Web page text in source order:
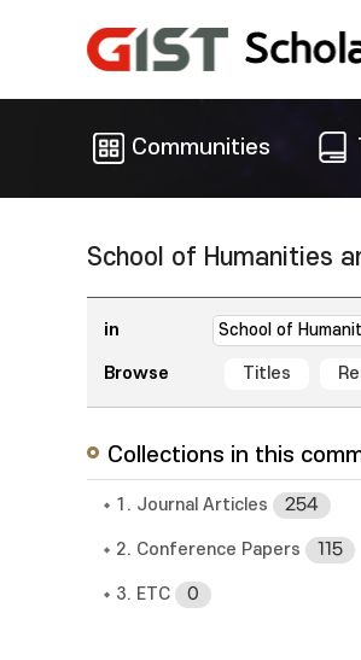
Communities
School of Humanities
in
Browse Titles
Collections in this
1. Journal Articles 254
2. Conference Papers 115
3. ETC 0